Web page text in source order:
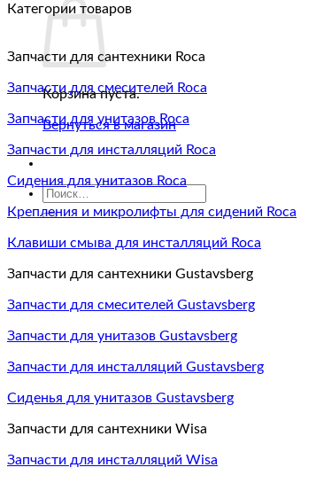
Корзина пуста.
Вернуться в магазин
Искать:
Категории товаров
Запчасти для сантехники Roca
Запчасти для смесителей Roca
Запчасти для унитазов Roca
Запчасти для инсталляций Roca
Сидения для унитазов Roca
Крепления и микролифты для сидений Roca
Клавиши смыва для инсталляций Roca
Запчасти для сантехники Gustavsberg
Запчасти для смесителей Gustavsberg
Запчасти для унитазов Gustavsberg
Запчасти для инсталляций Gustavsberg
Сиденья для унитазов Gustavsberg
Запчасти для сантехники Wisa
Запчасти для инсталляций Wisa